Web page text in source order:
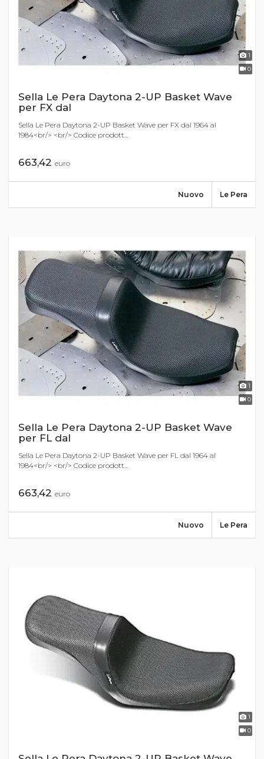
1
0
Sella Le Pera Daytona 2-UP Basket Wave
per FX dal
Sella Le Pera Daytona 2-UP Basket Wave per FX dal 1964 al
1984<br/> <br/> Codice prodott...
663,42 euro
Le Pera
Nuovo
1
0
Sella Le Pera Daytona 2-UP Basket Wave
per FL dal
Sella Le Pera Daytona 2-UP Basket Wave per FL dal 1964 al
1984<br/> <br/> Codice prodott...
663,42 euro
Le Pera
Nuovo
1
0